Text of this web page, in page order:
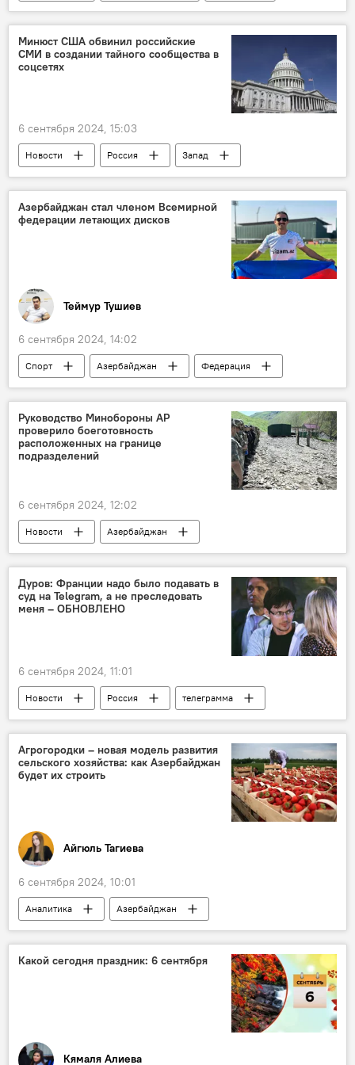
Ильхам Алиев
Выступление
Форум
Европа
энергетическая безопасность
Товарооборот
Минюст США обвинил российские
СМИ в создании тайного сообщества в
соцсетях
6 сентября 2024, 15:03
Новости Россия
Запад
США
МИА "Россия сегодня"
Санкции
Минюст
РИА Новости
Sputnik
RT
Зарубежный СМИ
Азербайджан стал членом Всемирной
федерации летающих дисков
Теймур Тушиев
6 сентября 2024, 14:02
Спорт Азербайджан
Федерация
Олимпийские игры
Олимпийские виды спорта
Австралия
Сьерра-Леоне
Кот-д'Ивуар
Руководство Минобороны АР
проверило боеготовность
расположенных на границе
подразделений
6 сентября 2024, 12:02
Новости
Азербайджан
Минобороны АР
Министр обороны
Закир Гасанов
Сухопутные войска
ВС Азербайджана
приграничная зона
Дуров: Франции надо было подавать в
суд на Telegram, а не преследовать
меня – ОБНОВЛЕНО
6 сентября 2024, 11:01
Новости Россия
телеграмма
Соцсети
популярные соцсети
Свобода слова
Задержан
Задержание
Telegram
Мария Захарова
Агрогородки – новая модель развития
сельского хозяйства: как Азербайджан
будет их строить
Айгюль Тагиева
6 сентября 2024, 10:01
Аналитика
Азербайджан
Сельское хозяйство
агропромышленный комплекс
Беларусь
Агропарк
Какой сегодня праздник: 6 сентября
Кямаля Алиева